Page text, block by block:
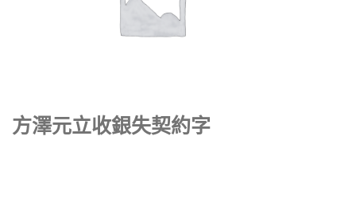
方澤元立收銀失契約字